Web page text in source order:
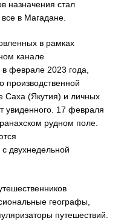
назначения стал
в Магадане.
в рамках
канале
феврале 2023 года,
производственной
Саха (Якутия) и личных
увиденного. 17 февраля
рудном поле.
двухнедельной
географы,
путешествий.